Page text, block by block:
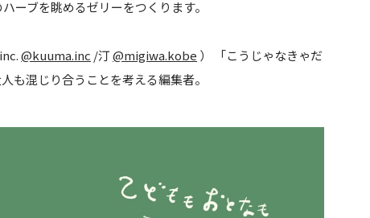
ーブを眺めるゼリーをつくります。
@kuuma.inc /汀@migiwa.kobe ） 「こうじゃなきゃだ
も混じり合うことを考える編集者。